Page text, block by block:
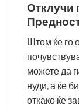
Отклучи
Штом ќе го
можете да
нуди, а ќе
откако ќе